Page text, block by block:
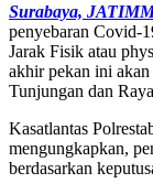
Surabaya,
penyebaran Covid-
Jarak Fisik atau
akhir pekan ini akan
Tunjungan dan
Kasatlantas
mengungkapkan,
berdasarkan